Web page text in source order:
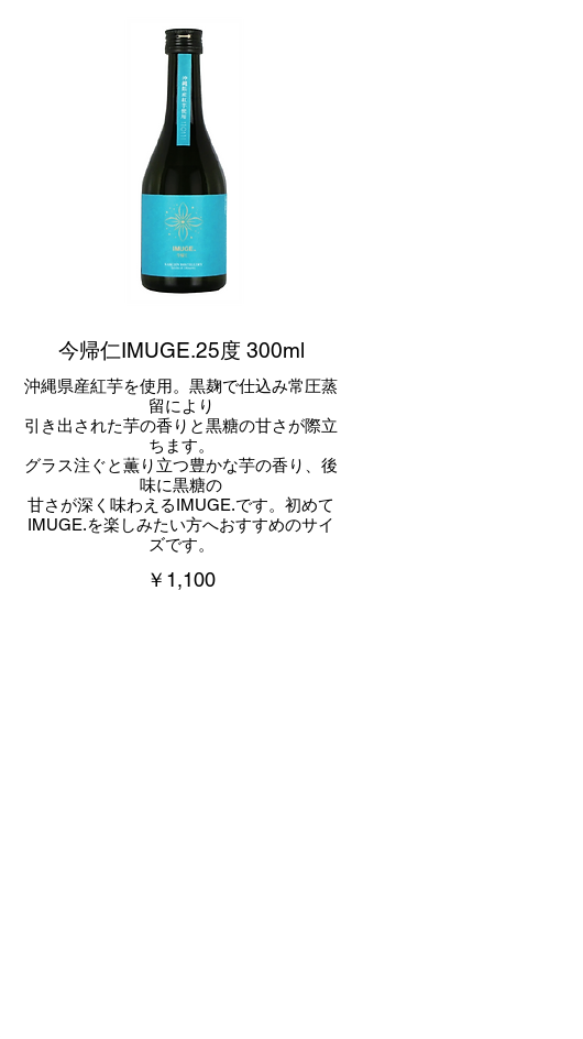
今帰仁IMUGE.25度 300ml
沖縄県産紅芋を使用。黒麹で仕込み常圧蒸
留により
引き出された芋の香りと黒糖の甘さが際立
ちます。
グラス注ぐと薫り立つ豊かな芋の香り、後
味に黒糖の
甘さが深く味わえるIMUGE.です。初めて
IMUGE.を楽しみたい方へおすすめのサイ
ズです。
￥1,100